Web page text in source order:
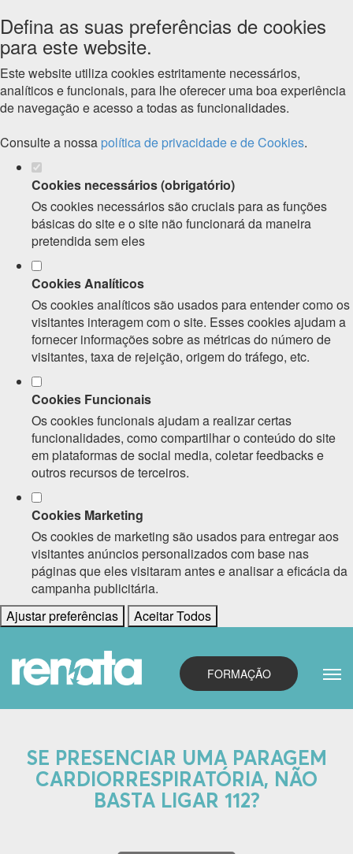
Defina as suas preferências de cookies
para este website.
Este website utiliza cookies estritamente necessários,
analíticos e funcionais, para lhe oferecer uma boa experiência
de navegação e acesso a todas as funcionalidades.
Consulte a nossa política de privacidade e de Cookies.
Cookies necessários (obrigatório)
Os cookies necessários são cruciais para as funções
básicas do site e o site não funcionará da maneira
pretendida sem eles
Cookies Analíticos
Os cookies analíticos são usados para entender como os
visitantes interagem com o site. Esses cookies ajudam a
fornecer informações sobre as métricas do número de
visitantes, taxa de rejeição, origem do tráfego, etc.
Cookies Funcionais
Os cookies funcionais ajudam a realizar certas
funcionalidades, como compartilhar o conteúdo do site
em plataformas de social media, coletar feedbacks e
outros recursos de terceiros.
Cookies Marketing
Os cookies de marketing são usados para entregar aos
visitantes anúncios personalizados com base nas
páginas que eles visitaram antes e analisar a eficácia da
campanha publicitária.
Ajustar preferências
Aceitar Todos
FORMAÇÃO
SE PRESENCIAR UMA PARAGEM
CARDIORRESPIRATÓRIA, NÃO
BASTA LIGAR 112?